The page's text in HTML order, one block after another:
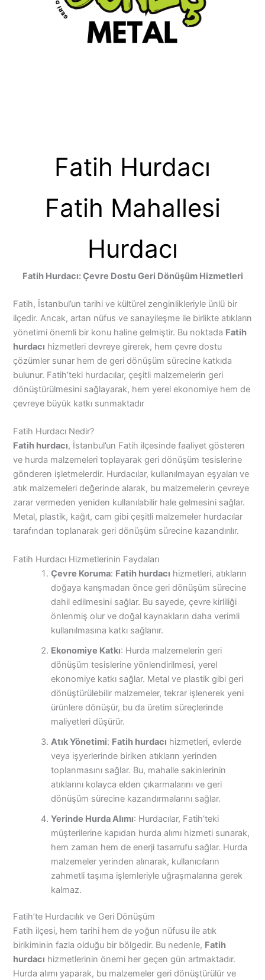
Fatih Hurdacı
Fatih Mahallesi
Hurdacı
Fatih Hurdacı: Çevre Dostu Geri Dönüşüm Hizmetleri
Fatih, İstanbul’un tarihi ve kültürel zenginlikleriyle ünlü bir
ilçedir. Ancak, artan nüfus ve sanayileşme ile birlikte atıkların
yönetimi önemli bir konu haline gelmiştir. Bu noktada Fatih
hurdacı hizmetleri devreye girerek, hem çevre dostu
çözümler sunar hem de geri dönüşüm sürecine katkıda
bulunur. Fatih’teki hurdacılar, çeşitli malzemelerin geri
dönüştürülmesini sağlayarak, hem yerel ekonomiye hem de
çevreye büyük katkı sunmaktadır
Fatih Hurdacı Nedir?
Fatih hurdacı, İstanbul’un Fatih ilçesinde faaliyet gösteren
ve hurda malzemeleri toplayarak geri dönüşüm tesislerine
gönderen işletmelerdir. Hurdacılar, kullanılmayan eşyaları ve
atık malzemeleri değerinde alarak, bu malzemelerin çevreye
zarar vermeden yeniden kullanılabilir hale gelmesini sağlar.
Metal, plastik, kağıt, cam gibi çeşitli malzemeler hurdacılar
tarafından toplanarak geri dönüşüm sürecine kazandırılır.
Fatih Hurdacı Hizmetlerinin Faydaları
Çevre Koruma: Fatih hurdacı hizmetleri, atıkların
doğaya karışmadan önce geri dönüşüm sürecine
dahil edilmesini sağlar. Bu sayede, çevre kirliliği
önlenmiş olur ve doğal kaynakların daha verimli
kullanılmasına katkı sağlanır.
Ekonomiye Katkı: Hurda malzemelerin geri
dönüşüm tesislerine yönlendirilmesi, yerel
ekonomiye katkı sağlar. Metal ve plastik gibi geri
dönüştürülebilir malzemeler, tekrar işlenerek yeni
ürünlere dönüşür, bu da üretim süreçlerinde
maliyetleri düşürür.
Atık Yönetimi: Fatih hurdacı hizmetleri, evlerde
veya işyerlerinde biriken atıkların yerinden
toplanmasını sağlar. Bu, mahalle sakinlerinin
atıklarını kolayca elden çıkarmalarını ve geri
dönüşüm sürecine kazandırmalarını sağlar.
Yerinde Hurda Alımı: Hurdacılar, Fatih’teki
müşterilerine kapıdan hurda alımı hizmeti sunarak,
hem zaman hem de enerji tasarrufu sağlar. Hurda
malzemeler yerinden alınarak, kullanıcıların
zahmetli taşıma işlemleriyle uğraşmalarına gerek
kalmaz.
Fatih’te Hurdacılık ve Geri Dönüşüm
Fatih ilçesi, hem tarihi hem de yoğun nüfusu ile atık
birikiminin fazla olduğu bir bölgedir. Bu nedenle, Fatih
hurdacı hizmetlerinin önemi her geçen gün artmaktadır.
Hurda alımı yaparak, bu malzemeler geri dönüştürülür ve